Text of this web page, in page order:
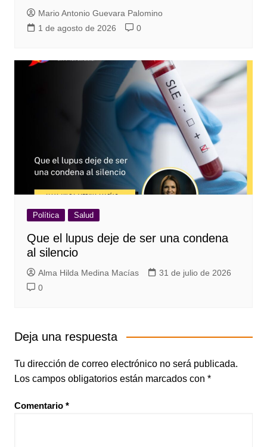
Mario Antonio Guevara Palomino
1 de agosto de 2026
0
Política Salud
Que el lupus deje de ser una condena
al silencio
Alma Hilda Medina Macías
31 de julio de 2026
0
Deja una respuesta
Tu dirección de correo electrónico no será publicada.
Los campos obligatorios están marcados con *
Comentario *